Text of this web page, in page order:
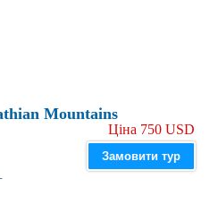
Mountains
-
Ціна 750 USD
Замовити тур